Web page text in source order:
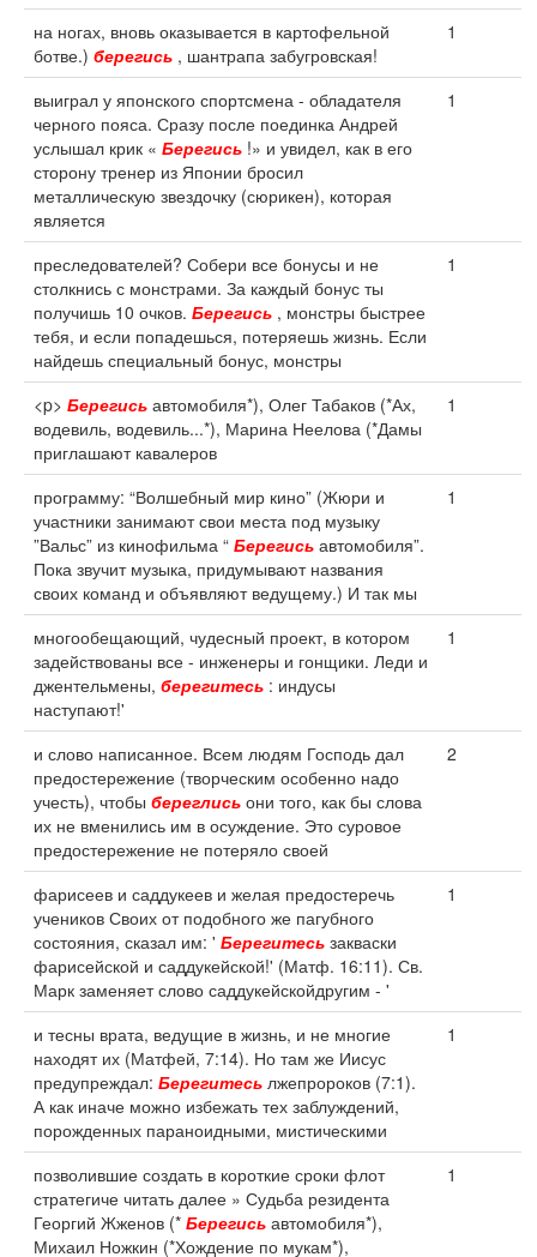
на ногах, вновь оказывается в картофельной
ботве.) берегись , шантрапа забугровская!
1
выиграл у японского спортсмена - обладателя
черного пояса. Сразу после поединка Андрей
услышал крик « Берегись !» и увидел, как в его
сторону тренер из Японии бросил
металлическую звездочку (сюрикен), которая
является
1
преследователей? Собери все бонусы и не
столкнись с монстрами. За каждый бонус ты
получишь 10 очков. Берегись , монстры быстрее
тебя, и если попадешься, потеряешь жизнь. Если
найдешь специальный бонус, монстры
1
<p> Берегись автомобиля*), Олег Табаков (*Ах,
водевиль, водевиль...*), Марина Неелова (*Дамы
приглашают кавалеров
1
программу: “Волшебный мир кино” (Жюри и
участники занимают свои места под музыку
”Вальс” из кинофильма “ Берегись автомобиля”.
Пока звучит музыка, придумывают названия
своих команд и объявляют ведущему.) И так мы
1
многообещающий, чудесный проект, в котором
задействованы все - инженеры и гонщики. Леди и
джентельмены, берегитесь : индусы
наступают!'
1
и слово написанное. Всем людям Господь дал
предостережение (творческим особенно надо
учесть), чтобы береглись они того, как бы слова
их не вменились им в осуждение. Это суровое
предостережение не потеряло своей
2
фарисеев и саддукеев и желая предостеречь
учеников Своих от подобного же пагубного
состояния, сказал им: ' Берегитесь закваски
фарисейской и саддукейской!' (Матф. 16:11). Св.
Марк заменяет слово саддукейскойдругим - '
1
и тесны врата, ведущие в жизнь, и не многие
находят их (Матфей, 7:14). Но там же Иисус
предупреждал: Берегитесь лжепророков (7:1).
А как иначе можно избежать тех заблуждений,
порожденных параноидными, мистическими
1
позволившие создать в короткие сроки флот
стратегиче читать далее » Судьба резидента
Георгий Жженов (* Берегись автомобиля*),
Михаил Ножкин (*Хождение по мукам*),
1